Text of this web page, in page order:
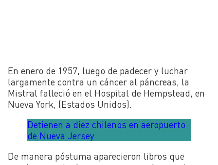
En enero de 1957, luego de padecer y luchar
largamente contra un cáncer al páncreas, la
Mistral falleció en el Hospital de Hempstead, en
Nueva York, (Estados Unidos).
Detienen a diez chilenos en aeropuerto
de Nueva Jersey
De manera póstuma aparecieron libros que